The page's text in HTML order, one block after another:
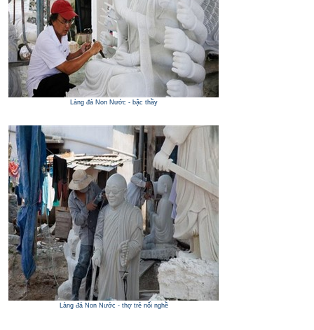
Làng đá Non Nước - bậc thầy
Làng đá Non Nước - thợ trẻ nối nghề